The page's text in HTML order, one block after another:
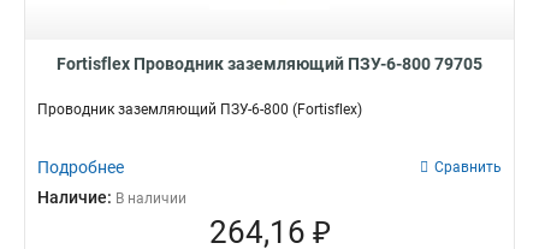
Fortisflex Проводник заземляющий ПЗУ-6-800 79705
Проводник заземляющий ПЗУ-6-800 (Fortisflex)
Подробнее Сравнить
Наличие: В наличии
264,16 ₽